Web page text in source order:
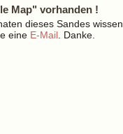
Map" vorhanden !
dieses Sandes wissen,
eine E-Mail . Danke.